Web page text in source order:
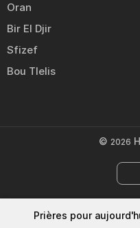
Prières pour
Oran
Bir El Djir
Sfizef
Bou Tlelis
© 2026